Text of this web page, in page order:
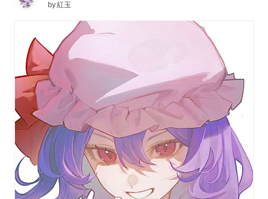
by紅玉